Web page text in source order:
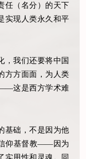
任（名分）的天下
现人类永久和平
，我们还要将中国
方方面面，为人类
这是西方学术难
基础，不是因为他
仰基督教——因为